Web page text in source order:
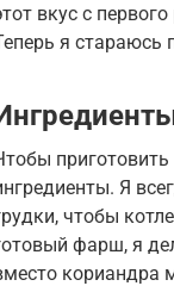
вкус с
я стараюсь
Я
чтобы
фарш, я
кориандра